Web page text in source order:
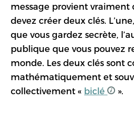
message provient vraiment
devez créer deux clés.
que vous gardez secrète,
publique que vous pouvez
monde. Les deux clés sont
mathématiquement et
collectivement « biclé ».